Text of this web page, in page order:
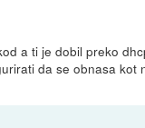
a ti je dobil preko
da se obnasa kot